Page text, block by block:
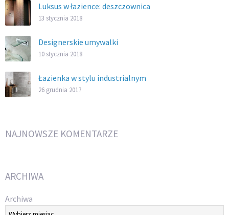
Luksus w łazience: deszczownica
13 stycznia 2018
Designerskie umywalki
10 stycznia 2018
Łazienka w stylu industrialnym
26 grudnia 2017
NAJNOWSZE KOMENTARZE
ARCHIWA
Archiwa